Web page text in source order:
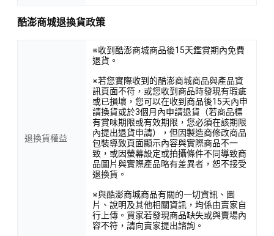
酷澎商城退換貨政策
退換貨權益
※收到酷澎商城商品後15天鑑賞期內免費
退貨。
※若您實際收到的酷澎商城商品與產品資
訊頁面不符，或您收到商品時發現有瑕疵
或已損壞，您可以在收到商品後15天內申
請換貨或於3個月內申請退貨（若商品標
有賞味期限或有效期限，您必須在該期限
內提出退貨申請），但因製造商修改商品
包裝導致頁面顯示內容與實際商品不一
致，或因螢幕設定或拍攝條件不同導致商
品圖片與實際產品略有差異者，恕不接受
退換貨。
※與酷澎商城商品有關的一切資訊、圖
片、說明及其他相關資訊，均係由賣家自
行上傳。買家若發現商品缺失或與賣場內
容不符，請向賣家提出諮詢。